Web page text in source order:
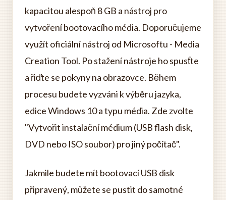
kapacitou alespoň 8 GB a nástroj pro
vytvoření bootovacího média. Doporučujeme
využít oficiální nástroj od Microsoftu - Media
Creation Tool. Po stažení nástroje ho spusťte
a řiďte se pokyny na obrazovce. Během
procesu budete vyzváni k výběru jazyka,
edice Windows 10 a typu média. Zde zvolte
"Vytvořit instalační médium (USB flash disk,
DVD nebo ISO soubor) pro jiný počítač".
Jakmile budete mít bootovací USB disk
připravený, můžete se pustit do samotné